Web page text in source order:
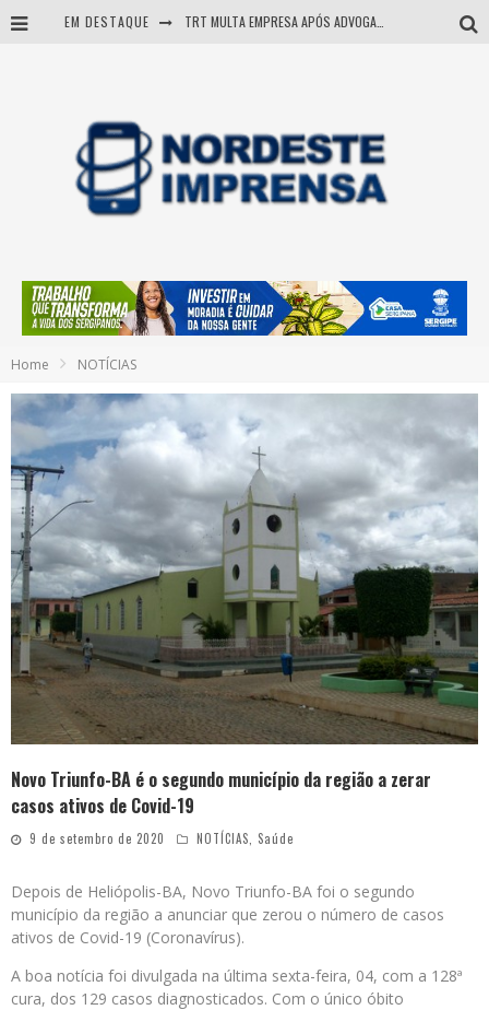
EM DESTAQUE TRT MULTA EMPRESA APÓS ADVOGADA USAR IA E INVENTAR PRECEDENTES JUDICIAIS
Mulher morre durante operação contra grupo investigado por roubo de cargas e tráfico de drogas em Sergipe
Home NOTÍCIAS
Novo Triunfo-BA é o segundo município da região a zerar
casos ativos de Covid-19
9 de setembro de 2020 NOTÍCIAS Saúde
Depois de Heliópolis-BA, Novo Triunfo-BA foi o segundo
município da região a anunciar que zerou o número de casos
ativos de Covid-19 (Coronavírus).
A boa notícia foi divulgada na última sexta-feira, 04, com a 128ª
cura, dos 129 casos diagnosticados. Com o único óbito